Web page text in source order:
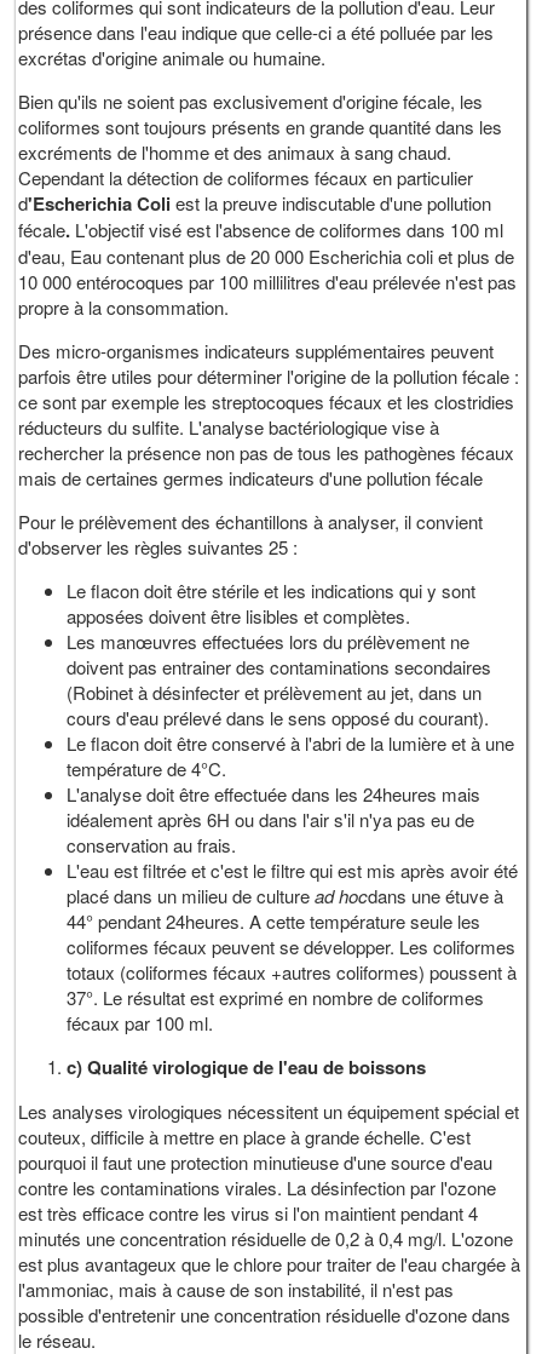
des coliformes qui sont indicateurs de la pollution d'eau. Leur
présence dans l'eau indique que celle-ci a été polluée par les
excrétas d'origine animale ou humaine.
Bien qu'ils ne soient pas exclusivement d'origine fécale, les
coliformes sont toujours présents en grande quantité dans les
excréments de l'homme et des animaux à sang chaud.
Cependant la détection de coliformes fécaux en particulier
d'Escherichia Coliest la preuve indiscutable d'une pollution
fécale. L'objectif visé est l'absence de coliformes dans 100 ml
d'eau, Eau contenant plus de 20 000 Escherichia coli et plus de
10 000 entérocoques par 100 millilitres d'eau prélevée n'est pas
propre à la consommation.
Des micro-organismes indicateurs supplémentaires peuvent
parfois être utiles pour déterminer l'origine de la pollution fécale :
ce sont par exemple les streptocoques fécaux et les clostridies
réducteurs du sulfite. L'analyse bactériologique vise à
rechercher la présence non pas de tous les pathogènes fécaux
mais de certaines germes indicateurs d'une pollution fécale
Pour le prélèvement des échantillons à analyser, il convient
d'observer les règles suivantes 25 :
Le flacon doit être stérile et les indications qui y sont
apposées doivent être lisibles et complètes.
Les manœuvres effectuées lors du prélèvement ne
doivent pas entrainer des contaminations secondaires
(Robinet à désinfecter et prélèvement au jet, dans un
cours d'eau prélevé dans le sens opposé du courant).
Le flacon doit être conservé à l'abri de la lumière et à une
température de 4°C.
L'analyse doit être effectuée dans les 24heures mais
idéalement après 6H ou dans l'air s'il n'ya pas eu de
conservation au frais.
L'eau est filtrée et c'est le filtre qui est mis après avoir été
placé dans un milieu de culturead hocdans une étuve à
44° pendant 24heures. A cette température seule les
coliformes fécaux peuvent se développer. Les coliformes
totaux (coliformes fécaux +autres coliformes) poussent à
37°. Le résultat est exprimé en nombre de coliformes
fécaux par 100 ml.
c) Qualité virologique de l'eau de boissons
Les analyses virologiques nécessitent un équipement spécial et
couteux, difficile à mettre en place à grande échelle. C'est
pourquoi il faut une protection minutieuse d'une source d'eau
contre les contaminations virales. La désinfection par l'ozone
est très efficace contre les virus si l'on maintient pendant 4
minutés une concentration résiduelle de 0,2 à 0,4 mg/l. L'ozone
est plus avantageux que le chlore pour traiter de l'eau chargée à
l'ammoniac, mais à cause de son instabilité, il n'est pas
possible d'entretenir une concentration résiduelle d'ozone dans
le réseau.